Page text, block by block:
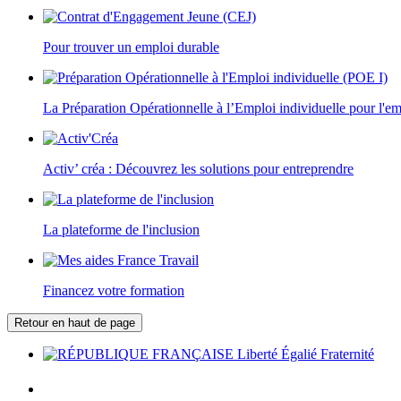
Pour trouver un emploi durable
La Préparation Opérationnelle à l’Emploi individuelle pour
Activ’ créa : Découvrez les solutions pour entreprendre
La plateforme de l'inclusion
Financez votre formation
Retour en haut de page